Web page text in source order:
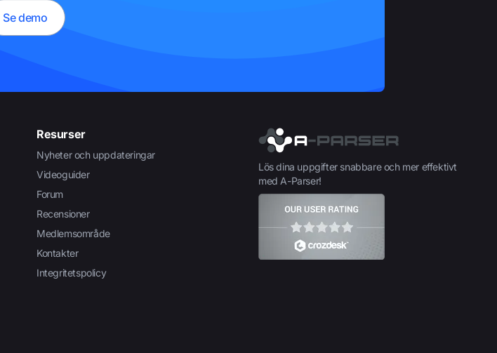
Se demo
Resurser
Nyheter och uppdateringar
Videoguider
Forum
Recensioner
Medlemsområde
Kontakter
Integritetspolicy
Lös dina uppgifter snabbare och mer effektivt
med A-Parser!